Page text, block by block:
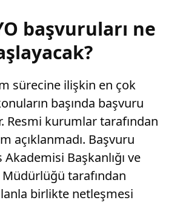
başvuruları ne
sürecine ilişkin en çok
başında başvuru
Resmi kurumlar tarafından
açıklanmadı. Başvuru
Başkanlığı ve
tarafından
birlikte netleşmesi